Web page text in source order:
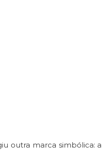
outra marca simbólica: